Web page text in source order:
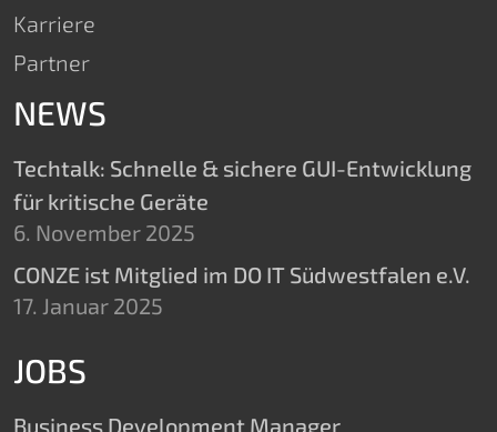
Karriere
Partner
NEWS
Techtalk: Schnelle & sichere GUI-Entwicklung
für kritische Geräte
6. November 2025
CONZE ist Mitglied im DO IT Südwestfalen e.V.
17. Januar 2025
JOBS
Business Development Manager